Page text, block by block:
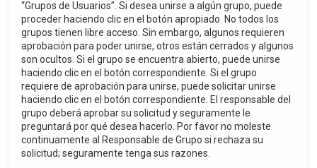
“Grupos de Usuarios”. Si desea unirse a algún grupo, puede
proceder haciendo clic en el botón apropiado. No todos los
grupos tienen libre acceso. Sin embargo, algunos requieren
aprobación para poder unirse, otros están cerrados y algunos
son ocultos. Si el grupo se encuentra abierto, puede unirse
haciendo clic en el botón correspondiente. Si el grupo
requiere de aprobación para unirse, puede solicitar unirse
haciendo clic en el botón correspondiente. El responsable del
grupo deberá aprobar su solicitud y seguramente le
preguntará por qué desea hacerlo. Por favor no moleste
continuamente al Responsable de Grupo si rechaza su
solicitud; seguramente tenga sus razones.